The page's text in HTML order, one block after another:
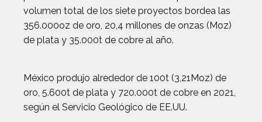
volumen total de los siete proyectos bordea las
356.000oz de oro, 20,4 millones de onzas (Moz)
de plata y 35.000t de cobre al año.
México produjo alrededor de 100t (3,21Moz) de
oro, 5.600t de plata y 720.000t de cobre en 2021,
según el Servicio Geológico de EE.UU.